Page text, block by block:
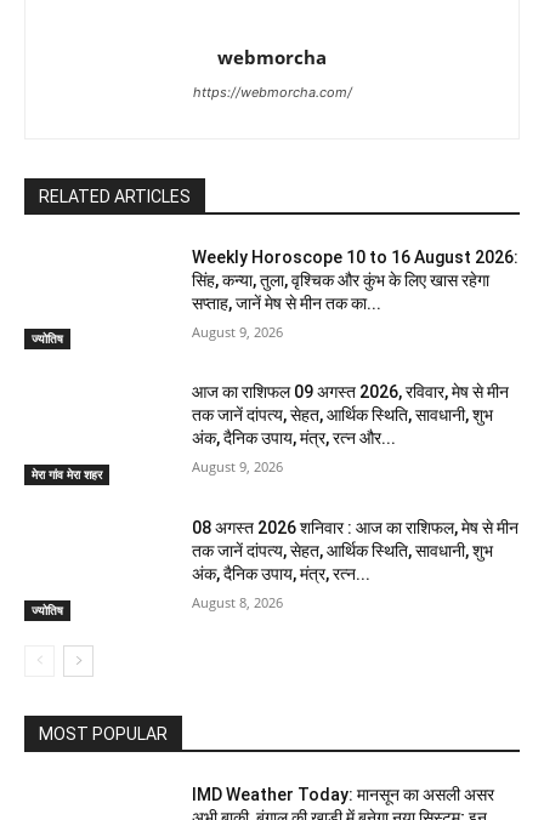
webmorcha
https://webmorcha.com/
RELATED ARTICLES
ज्योतिष
Weekly Horoscope 10 to 16 August 2026:
सिंह, कन्या, तुला, वृश्चिक और कुंभ के लिए खास रहेगा
सप्ताह, जानें मेष से मीन तक का...
August 9, 2026
मेरा गांव मेरा शहर
आज का राशिफल 09 अगस्त 2026, रविवार, मेष से मीन
तक जानें दांपत्य, सेहत, आर्थिक स्थिति, सावधानी, शुभ
अंक, दैनिक उपाय, मंत्र, रत्न और...
August 9, 2026
ज्योतिष
08 अगस्त 2026 शनिवार : आज का राशिफल, मेष से मीन
तक जानें दांपत्य, सेहत, आर्थिक स्थिति, सावधानी, शुभ
अंक, दैनिक उपाय, मंत्र, रत्न...
August 8, 2026
MOST POPULAR
IMD Weather Today: मानसून का असली असर